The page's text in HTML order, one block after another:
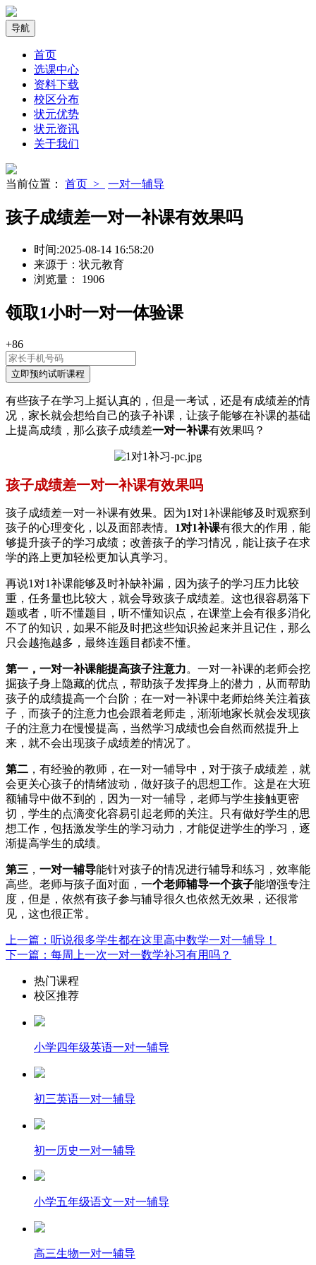
导航
首页
选课中心
资料下载
校区分布
状元优势
状元资讯
关于我们
当前位置： 首页 > 一对一辅导
孩子成绩差一对一补课有效果吗
时间:2025-08-14 16:58:20
来源于： 状元教育
浏览量： 1906
领取1小时一对一体验课
+86
有些孩子在学习上挺认真的，但是一考试，还是有成绩差的情
况，家长就会想给自己的孩子补课，让孩子能够在补课的基础
上提高成绩，那么孩子成绩差一对一补课有效果吗？
孩子成绩差一对一补课有效果吗
孩子成绩差一对一补课有效果。因为1对1补课能够及时观察到
孩子的心理变化，以及面部表情。 1对1补课有很大的作用，能
够提升孩子的学习成绩；改善孩子的学习情况，能让孩子在求
学的路上更加轻松更加认真学习。
再说1对1补课能够及时补缺补漏，因为孩子的学习压力比较
重，任务量也比较大，就会导致孩子成绩差。这也很容易落下
题或者，听不懂题目，听不懂知识点，在课堂上会有很多消化
不了的知识，如果不能及时把这些知识捡起来并且记住，那么
只会越拖越多，最终连题目都读不懂。
第一，一对一补课能提高孩子注意力。一对一补课的老师会挖
掘孩子身上隐藏的优点，帮助孩子发挥身上的潜力，从而帮助
孩子的成绩提高一个台阶；在一对一补课中老师始终关注着孩
子，而孩子的注意力也会跟着老师走，渐渐地家长就会发现孩
子的注意力在慢慢提高，当然学习成绩也会自然而然提升上
来，就不会出现孩子成绩差的情况了。
第二 ，有经验的教师，在一对一辅导中，对于孩子成绩差，就
会更关心孩子的情绪波动，做好孩子的思想工作。这是在大班
额辅导中做不到的，因为一对一辅导，老师与学生接触更密
切，学生的点滴变化容易引起老师的关注。只有做好学生的思
想工作，包括激发学生的学习动力，才能促进学生的学习，逐
渐提高学生的成绩。
第三 ， 一对一辅导能针对孩子的情况进行辅导和练习，效率能
高些。老师与孩子面对面，一个老师辅导一个孩子能增强专注
度，但是，依然有孩子参与辅导很久也依然无效果，还很常
见，这也很正常。
上一篇：听说很多学生都在这里高中数学一对一辅导！
下一篇：每周上一次一对一数学补习有用吗？
热门课程
校区推荐
小学四年级英语一对一辅导
初三英语一对一辅导
初一历史一对一辅导
小学五年级语文一对一辅导
高三生物一对一辅导